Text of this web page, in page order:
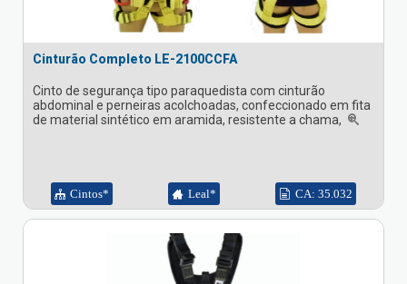
Cinturão Completo LE-2100CCFA
Cinto de segurança tipo paraquedista com cinturão
abdominal e perneiras acolchoadas, confeccionado em fita
de material sintético em aramida, resistente a chama,
Cintos* Leal* CA: 35.032